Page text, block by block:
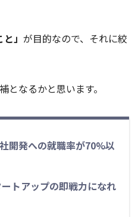
」 が目的なので、それに絞
となるかと思います。
開発への就職率が70%以
トアップの即戦力になれ